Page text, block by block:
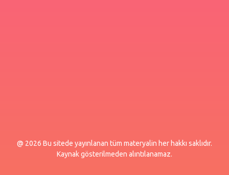
@ 2026 Bu sitede yayınlanan tüm materyalin her hakkı saklıdır.
Kaynak gösterilmeden alıntılanamaz.